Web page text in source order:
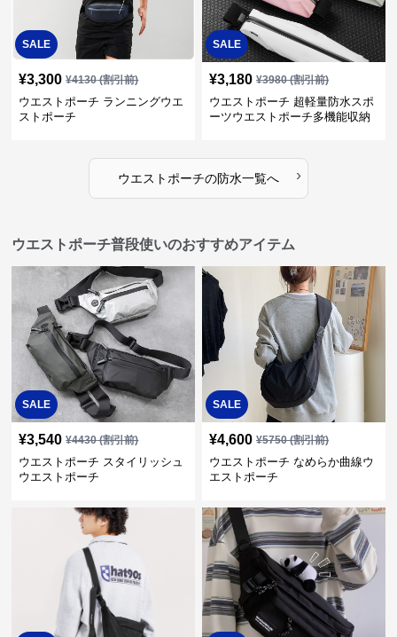
SALE
¥3,300 ¥4130(割引前)
ウエストポーチ ランニングウエ
ストポーチ
SALE
¥3,180 ¥3980(割引前)
ウエストポーチ 超軽量防水スポ
ーツウエストポーチ多機能収納
ウエストポーチの防水一覧へ ›
ウエストポーチ普段使いのおすすめアイテム
SALE
¥3,540 ¥4430(割引前)
ウエストポーチ スタイリッシュ
ウエストポーチ
SALE
¥4,600 ¥5750(割引前)
ウエストポーチ なめらか曲線ウ
エストポーチ